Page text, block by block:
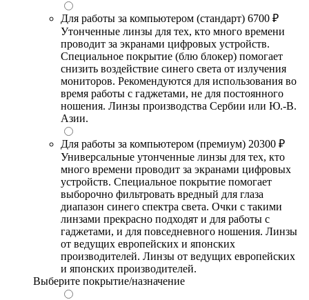
Для работы за компьютером (стандарт) 6700 ₽
Утонченные линзы для тех, кто много времени
проводит за экранами цифровых устройств.
Специальное покрытие (блю блокер) помогает
снизить воздействие синего света от излучения
мониторов. Рекомендуются для использования во
время работы с гаджетами, не для постоянного
ношения. Линзы производства Сербии или Ю.-В.
Азии.
Для работы за компьютером (премиум) 20300 ₽
Универсальные утонченные линзы для тех, кто
много времени проводит за экранами цифровых
устройств. Специальное покрытие помогает
выборочно фильтровать вредный для глаза
диапазон синего спектра света. Очки с такими
линзами прекрасно подходят и для работы с
гаджетами, и для повседневного ношения. Линзы
от ведущих европейских и японских
производителей. Линзы от ведущих европейских
и японских производителей.
Выберите покрытие/назначение